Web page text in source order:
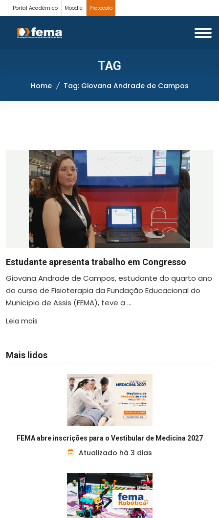
Portal Acadêmico Moodle Protocolo
TAG
Home Tag: Giovana Andrade de Campos
Estudante apresenta trabalho em Congresso
Giovana Andrade de Campos, estudante do quarto ano
do curso de Fisioterapia da Fundação Educacional do
Município de Assis (FEMA), teve a ...
Leia mais
Mais lidos
FEMA abre inscrições para o Vestibular de Medicina 2027
Atualizado há 3 dias